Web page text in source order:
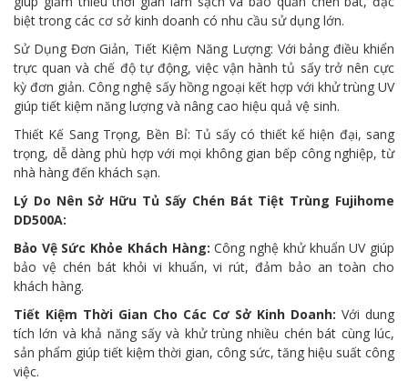
biệt trong các cơ sở kinh doanh có nhu cầu sử dụng lớn.
Sử Dụng Đơn Giản, Tiết Kiệm Năng Lượng: Với bảng điều khiển
trực quan và chế độ tự động, việc vận hành tủ sấy trở nên cực
kỳ đơn giản. Công nghệ sấy hồng ngoại kết hợp với khử trùng UV
giúp tiết kiệm năng lượng và nâng cao hiệu quả vệ sinh.
Thiết Kế Sang Trọng, Bền Bỉ: Tủ sấy có thiết kế hiện đại, sang
trọng, dễ dàng phù hợp với mọi không gian bếp công nghiệp, từ
nhà hàng đến khách sạn.
Lý Do Nên Sở Hữu Tủ Sấy Chén Bát Tiệt Trùng Fujihome
DD500A:
Bảo Vệ Sức Khỏe Khách Hàng: Công nghệ khử khuẩn UV giúp
bảo vệ chén bát khỏi vi khuẩn, vi rút, đảm bảo an toàn cho
khách hàng.
Tiết Kiệm Thời Gian Cho Các Cơ Sở Kinh Doanh: Với dung
tích lớn và khả năng sấy và khử trùng nhiều chén bát cùng lúc,
sản phẩm giúp tiết kiệm thời gian, công sức, tăng hiệu suất công
việc.